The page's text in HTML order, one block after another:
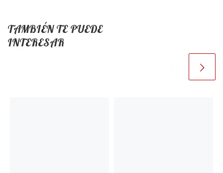
TAMBIÉN TE PUEDE
INTERESAR